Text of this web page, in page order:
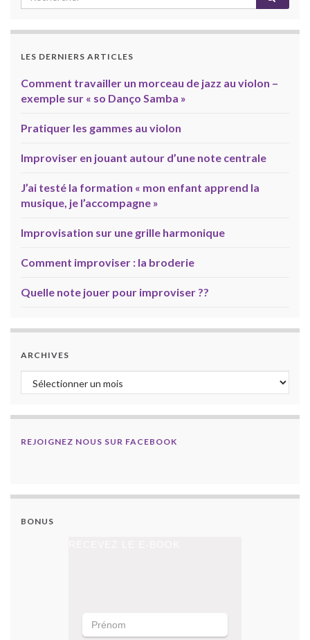
LES DERNIERS ARTICLES
Comment travailler un morceau de jazz au violon –
exemple sur « so Danço Samba »
Pratiquer les gammes au violon
Improviser en jouant autour d’une note centrale
J’ai testé la formation « mon enfant apprend la
musique, je l’accompagne »
Improvisation sur une grille harmonique
Comment improviser : la broderie
Quelle note jouer pour improviser ??
ARCHIVES
Archives
REJOIGNEZ NOUS SUR FACEBOOK
BONUS